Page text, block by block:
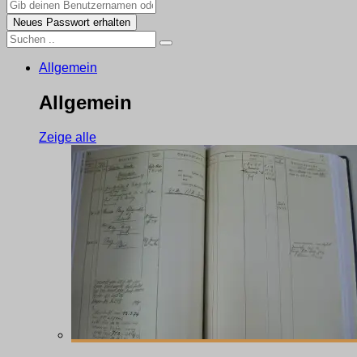
Allgemein
Allgemein
Zeige alle